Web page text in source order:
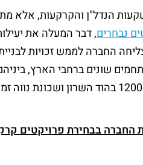
הנדל"ן והקרקעות, אלא
נבחרים, דבר המעלה את
החברה לממש זכויות
מגורים בלא פחות מ-11 מתחמים שונים ברחבי
כפר סבא הירוקה, פרויקט שכונת 1200 בהוד השרון ושכונת נווה
החברה בבחירת פרויקטים